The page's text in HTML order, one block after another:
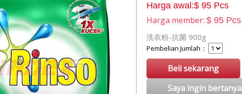
Harga awal:$ 95 Pcs
Harga member:$ 95 Pcs
洗衣粉-抗菌 900g
Pembelian Jumlah：
Beli sekarang
Saya ingin bertanya